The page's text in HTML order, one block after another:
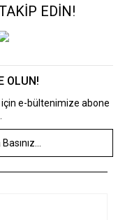
EDİN!
OLUN!
e-bültenimize abone